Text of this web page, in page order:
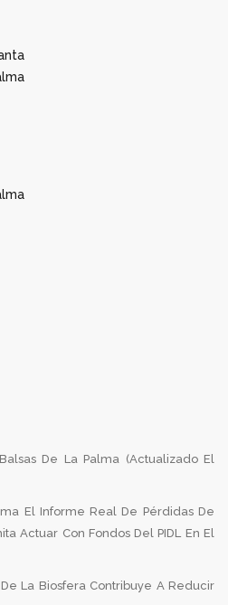
De La Palma (Actualizado El
El Informe Real De Pérdidas De
Actuar Con Fondos Del PIDL En El
La Biosfera Contribuye A Reducir